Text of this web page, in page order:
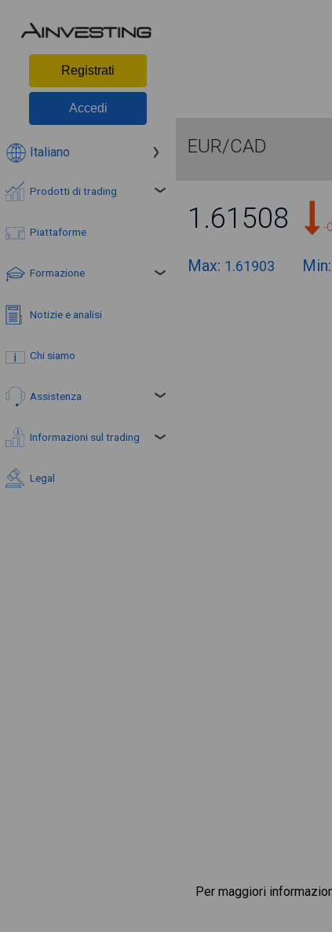
Registrati
Accedi
Italiano
Prodotti di trading
Piattaforme
Formazione
Notizie e analisi
Chi siamo
Assistenza
Informazioni sul trading
Legal
EUR/CAD
1.61508 -
Max: 1.61903 Min:
Per maggiori